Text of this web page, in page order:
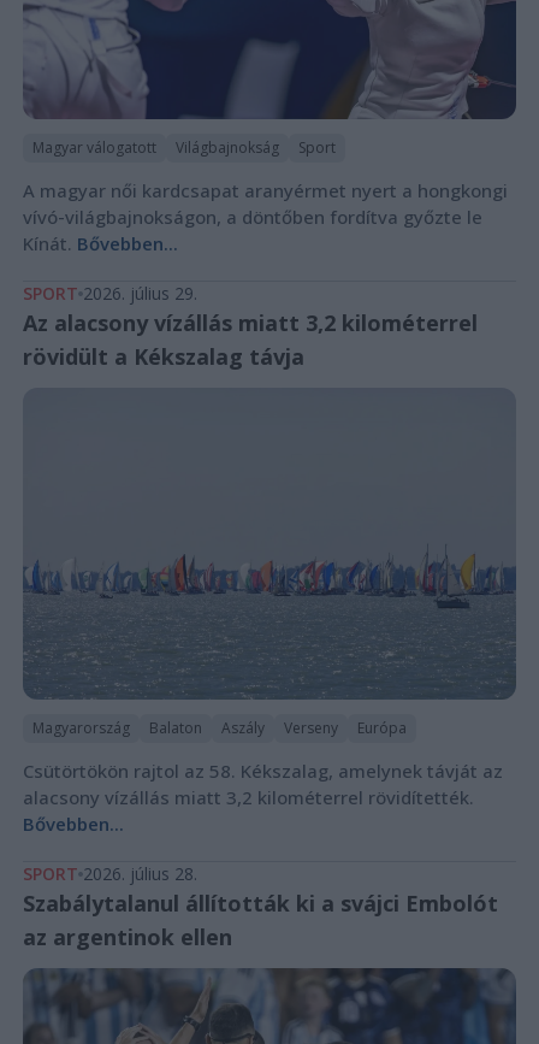
Magyar válogatott Világbajnokság Sport
A magyar női kardcsapat aranyérmet nyert a hongkongi
vívó-világbajnokságon, a döntőben fordítva győzte le
Kínát. Bővebben...
SPORT 2026. július 29.
Az alacsony vízállás miatt 3,2 kilométerrel
rövidült a Kékszalag távja
Magyarország Balaton Aszály Verseny Európa
Csütörtökön rajtol az 58. Kékszalag, amelynek távját az
alacsony vízállás miatt 3,2 kilométerrel rövidítették.
Bővebben...
SPORT 2026. július 28.
Szabálytalanul állították ki a svájci Embolót
az argentinok ellen